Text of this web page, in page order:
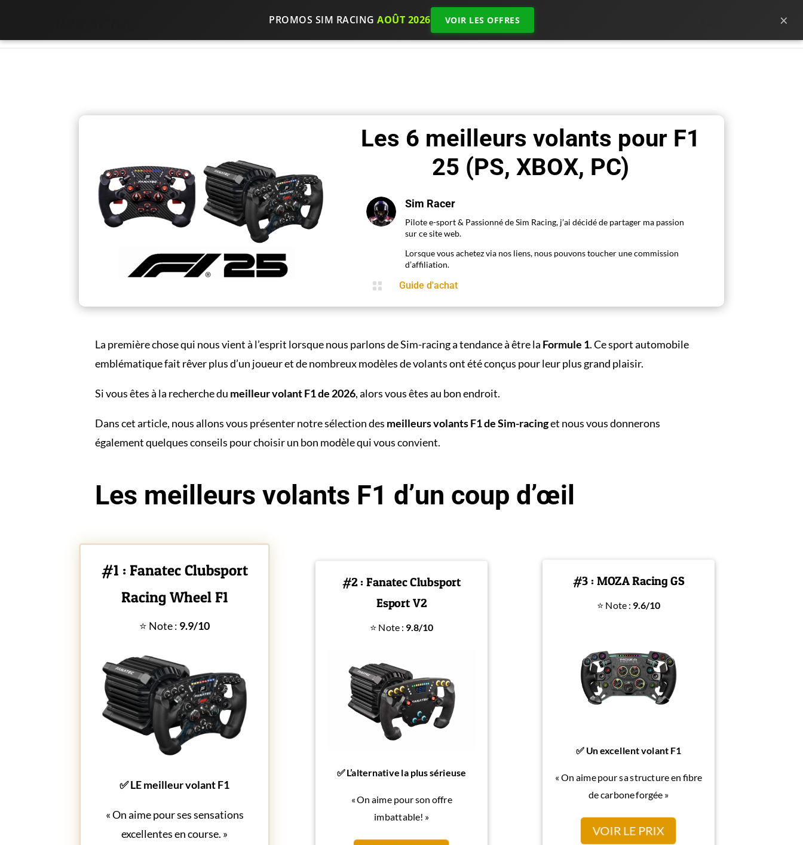
PROMOS SIM RACING AOÛT 2026 VOIR LES OFFRES ×
Accueil Choisir son matériel Test et Avis
Les 6 meilleurs volants pour F1
25 (PS, XBOX, PC)
Sim Racer
Pilote e-sport & Passionné de Sim Racing, j’ai décidé de partager ma passion
sur ce site web.
Lorsque vous achetez via nos liens, nous pouvons toucher une commission
d’affiliation.
 Guide d'achat
La première chose qui nous vient à l’esprit lorsque nous parlons de Sim-racing a tendance à être la Formule 1. Ce sport automobile
emblématique fait rêver plus d’un joueur et de nombreux modèles de volants ont été conçus pour leur plus grand plaisir.
Si vous êtes à la recherche du meilleur volant F1 de 2026, alors vous êtes au bon endroit.
Dans cet article, nous allons vous présenter notre sélection des meilleurs volants F1 de Sim-racinget nous vous donnerons
également quelques conseils pour choisir un bon modèle qui vous convient.
Les meilleurs volants F1 d’un coup d’œil
#1 : Fanatec Clubsport
Racing Wheel F1
⭐ Note : 9.9/10
✅ LE meilleur volant F1
« On aime pour ses sensations
excellentes en course. »
#2 : Fanatec Clubsport
Esport V2
⭐ Note : 9.8/10
✅ L’alternative la plus sérieuse
« On aime pour son offre
imbattable! »
#3 : MOZA Racing GS
⭐ Note : 9.6/10
✅ Un excellent volant F1
« On aime pour sa structure en fibre
de carbone forgée »
VOIR LE PRIX